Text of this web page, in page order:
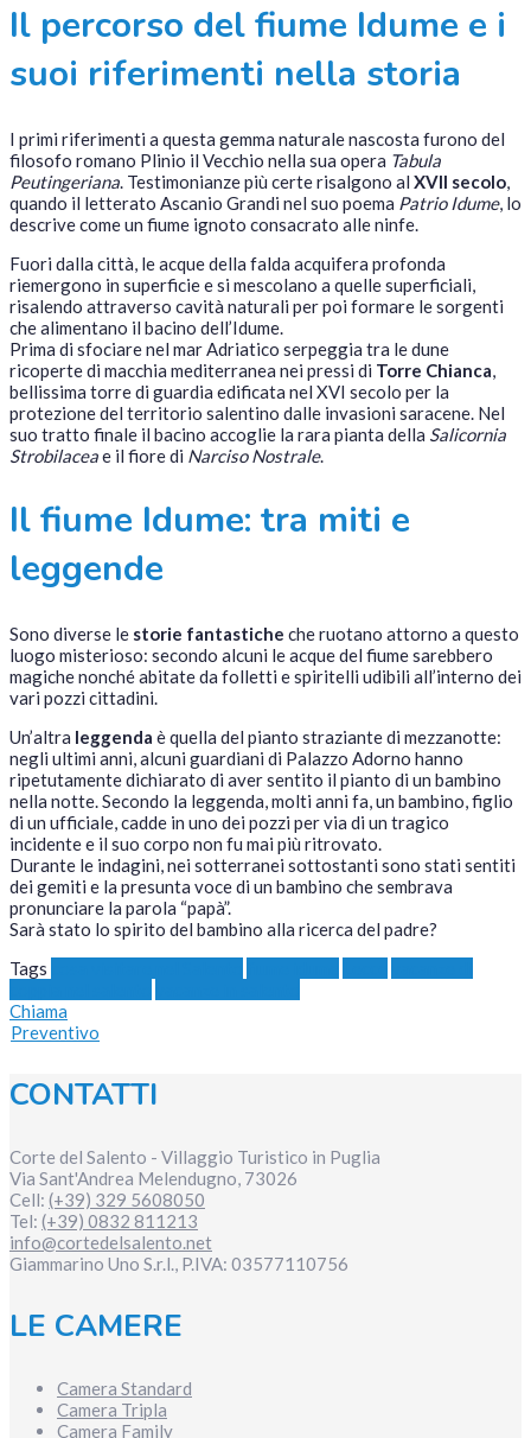
Il percorso del fiume Idume e i
suoi riferimenti nella storia
I primi riferimenti a questa gemma naturale nascosta furono del
filosofo romano Plinio il Vecchio nella sua opera Tabula
Peutingeriana. Testimonianze più certe risalgono al XVII secolo,
quando il letterato Ascanio Grandi nel suo poema Patrio Idume, lo
descrive come un fiume ignoto consacrato alle ninfe.
Fuori dalla città, le acque della falda acquifera profonda
riemergono in superficie e si mescolano a quelle superficiali,
risalendo attraverso cavità naturali per poi formare le sorgenti
che alimentano il bacino dell’Idume.
Prima di sfociare nel mar Adriatico serpeggia tra le dune
ricoperte di macchia mediterranea nei pressi di Torre Chianca,
bellissima torre di guardia edificata nel XVI secolo per la
protezione del territorio salentino dalle invasioni saracene. Nel
suo tratto finale il bacino accoglie la rara pianta della Salicornia
Strobilaceae il fiore di Narciso Nostrale.
Il fiume Idume: tra miti e
leggende
Sono diverse le storie fantastiche che ruotano attorno a questo
luogo misterioso: secondo alcuni le acque del fiume sarebbero
magiche nonché abitate da folletti e spiritelli udibili all’interno dei
vari pozzi cittadini.
Un’altra leggenda è quella del pianto straziante di mezzanotte:
negli ultimi anni, alcuni guardiani di Palazzo Adorno hanno
ripetutamente dichiarato di aver sentito il pianto di un bambino
nella notte. Secondo la leggenda, molti anni fa, un bambino, figlio
di un ufficiale, cadde in uno dei pozzi per via di un tragico
incidente e il suo corpo non fu mai più ritrovato.
Durante le indagini, nei sotterranei sottostanti sono stati sentiti
dei gemiti e la presunta voce di un bambino che sembrava
pronunciare la parola “papà”.
Sarà stato lo spirito del bambino alla ricerca del padre?
Tags
Chiama
Preventivo
CONTATTI
Corte del Salento - Villaggio Turistico in Puglia
Via Sant'Andrea Melendugno, 73026
Cell: (+39) 329 5608050
Tel: (+39) 0832 811213
info@cortedelsalento.net
Giammarino Uno S.r.l., P.IVA: 03577110756
LE CAMERE
Camera Standard
Camera Tripla
Camera Family